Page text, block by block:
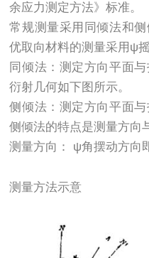
余应力测定方法》标准。
常规测量采用同倾法和
优取向材料的测量采用ψ
同倾法：测定方向平面
衍射几何如下图所示。
侧倾法：测定方向平面与
侧倾法的特点是测量方向
测量方向： ψ角摆动方向
测量方法示意